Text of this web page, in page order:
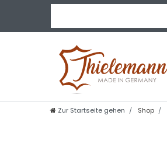
Zur Startseite gehen Shop